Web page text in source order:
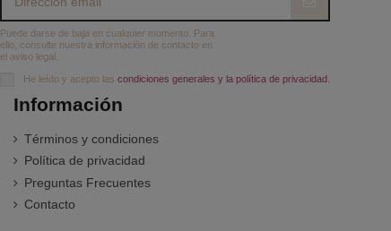
Puede darse de baja en cualquier momento. Para
ello, consulte nuestra información de contacto en
el aviso legal.
He leído y acepto las condiciones generales y la política de privacidad.
Información
Términos y condiciones
Política de privacidad
Preguntas Frecuentes
Contacto